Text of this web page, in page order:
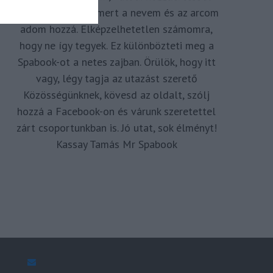
megkomponálva, mert a nevem és az arcom
adom hozzá. Elképzelhetetlen számomra,
hogy ne így tegyek. Ez különbözteti meg a
Spabook-ot a netes zajban. Örülök, hogy itt
vagy, légy tagja az utazást szerető
Közösségünknek, kövesd az oldalt, szólj
hozzá a Facebook-on és várunk szeretettel
zárt csoportunkban is. Jó utat, sok élményt!
Kassay Tamás Mr Spabook